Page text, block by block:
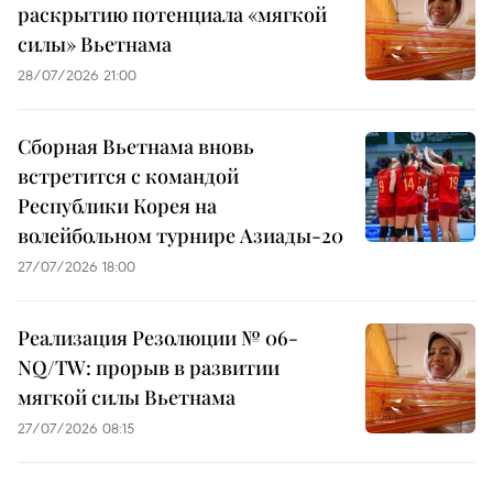
раскрытию потенциала «мягкой
силы» Вьетнама
28/07/2026 21:00
Сборная Вьетнама вновь
встретится с командой
Республики Корея на
волейбольном турнире Азиады-20
27/07/2026 18:00
Реализация Резолюции № 06-
NQ/TW: прорыв в развитии
мягкой силы Вьетнама
27/07/2026 08:15